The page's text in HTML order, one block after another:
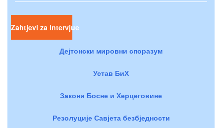
Zahtjevi za intervjue
Дејтонски мировни споразум
Устав БиХ
Закони Босне и Херцеговине
Резолуције Савјета безбједности